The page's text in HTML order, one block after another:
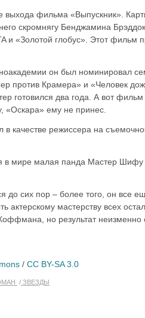
фильма «Выпускник».
скромнягу Бенджамина
и «Золотой глобус». Этот фильм
он был номинировал
против Крамера» и «Человек
готовился два года. А вот фильм
«Оскара» ему не принес.
качестве режиссера на
в мире малая панда Мастер
до сих пор – более того, он все
актерскому мастерству всех
но результат неизменно
/ CC BY-SA 3.0
ЗВЕЗДЫ